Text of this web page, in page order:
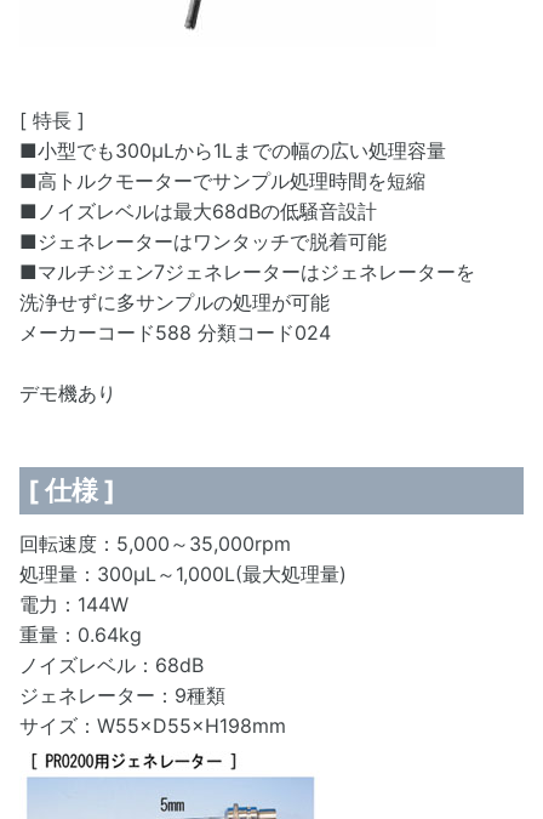
[ 特長 ]
■小型でも300μLから1Lまでの幅の広い処理容量
■高トルクモーターでサンプル処理時間を短縮
■ノイズレベルは最大68dBの低騒音設計
■ジェネレーターはワンタッチで脱着可能
■マルチジェン7ジェネレーターはジェネレーターを
洗浄せずに多サンプルの処理が可能
メーカーコード588 分類コード024
デモ機あり
[ 仕様 ]
回転速度：5,000～35,000rpm
処理量：300μL～1,000L(最大処理量)
電力：144W
重量：0.64kg
ノイズレベル：68dB
ジェネレーター：9種類
サイズ：W55×D55×H198mm